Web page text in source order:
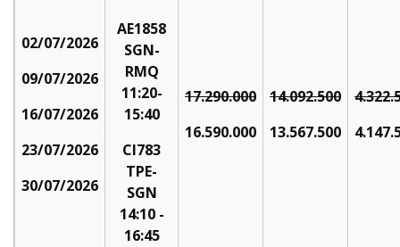
02/07/2026
09/07/2026
16/07/2026
23/07/2026
30/07/2026
AE1858
SGN-
RMQ
11:20-
15:40
CI783
TPE-
SGN
14:10 -
16:45
17.290.000
16.590.000
14.092.500
13.567.500